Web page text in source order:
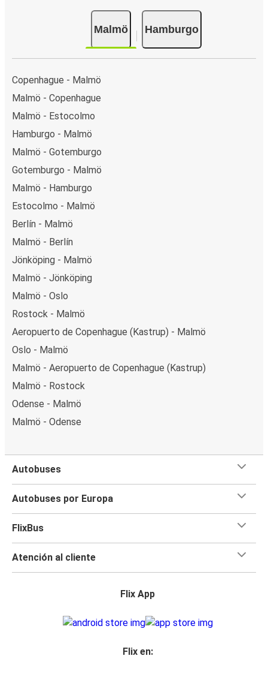
Malmö Hamburgo
Copenhague - Malmö
Malmö - Copenhague
Malmö - Estocolmo
Hamburgo - Malmö
Malmö - Gotemburgo
Gotemburgo - Malmö
Malmö - Hamburgo
Estocolmo - Malmö
Berlín - Malmö
Malmö - Berlín
Jönköping - Malmö
Malmö - Jönköping
Malmö - Oslo
Rostock - Malmö
Aeropuerto de Copenhague (Kastrup) - Malmö
Oslo - Malmö
Malmö - Aeropuerto de Copenhague (Kastrup)
Malmö - Rostock
Odense - Malmö
Malmö - Odense
Autobuses
Autobuses por Europa
FlixBus
Atención al cliente
Flix App
Flix en: